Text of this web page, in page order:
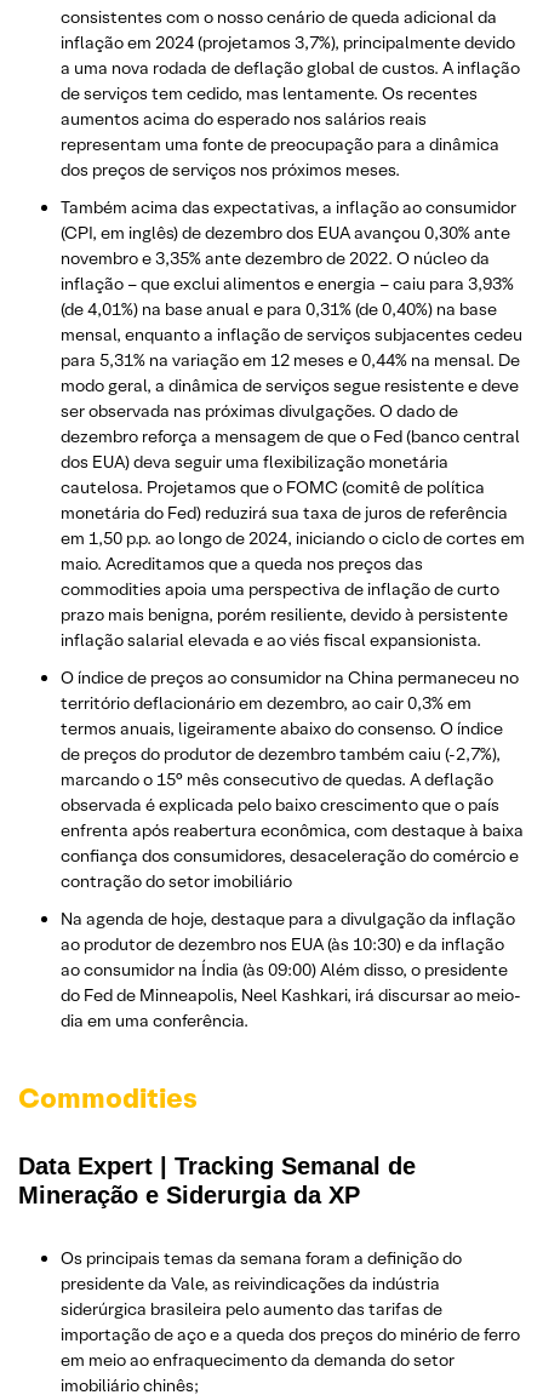
consistentes com o nosso cenário de queda adicional da
inflação em 2024 (projetamos 3,7%), principalmente devido
a uma nova rodada de deflação global de custos. A inflação
de serviços tem cedido, mas lentamente. Os recentes
aumentos acima do esperado nos salários reais
representam uma fonte de preocupação para a dinâmica
dos preços de serviços nos próximos meses.
Também acima das expectativas, a inflação ao consumidor
(CPI, em inglês) de dezembro dos EUA avançou 0,30% ante
novembro e 3,35% ante dezembro de 2022. O núcleo da
inflação – que exclui alimentos e energia – caiu para 3,93%
(de 4,01%) na base anual e para 0,31% (de 0,40%) na base
mensal, enquanto a inflação de serviços subjacentes cedeu
para 5,31% na variação em 12 meses e 0,44% na mensal. De
modo geral, a dinâmica de serviços segue resistente e deve
ser observada nas próximas divulgações. O dado de
dezembro reforça a mensagem de que o Fed (banco central
dos EUA) deva seguir uma flexibilização monetária
cautelosa. Projetamos que o FOMC (comitê de política
monetária do Fed) reduzirá sua taxa de juros de referência
em 1,50 p.p. ao longo de 2024, iniciando o ciclo de cortes em
maio. Acreditamos que a queda nos preços das
commodities apoia uma perspectiva de inflação de curto
prazo mais benigna, porém resiliente, devido à persistente
inflação salarial elevada e ao viés fiscal expansionista.
O índice de preços ao consumidor na China permaneceu no
território deflacionário em dezembro, ao cair 0,3% em
termos anuais, ligeiramente abaixo do consenso. O índice
de preços do produtor de dezembro também caiu (-2,7%),
marcando o 15° mês consecutivo de quedas. A deflação
observada é explicada pelo baixo crescimento que o país
enfrenta após reabertura econômica, com destaque à baixa
confiança dos consumidores, desaceleração do comércio e
contração do setor imobiliário
Na agenda de hoje, destaque para a divulgação da inflação
ao produtor de dezembro nos EUA (às 10:30) e da inflação
ao consumidor na Índia (às 09:00) Além disso, o presidente
do Fed de Minneapolis, Neel Kashkari, irá discursar ao meio-
dia em uma conferência.
Commodities
Data Expert | Tracking Semanal de
Mineração e Siderurgia da XP
Os principais temas da semana foram a definição do
presidente da Vale, as reivindicações da indústria
siderúrgica brasileira pelo aumento das tarifas de
importação de aço e a queda dos preços do minério de ferro
em meio ao enfraquecimento da demanda do setor
imobiliário chinês;